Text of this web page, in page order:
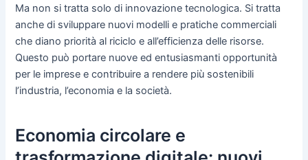
Ma non si tratta solo di innovazione tecnologica. Si tratta
anche di sviluppare nuovi modelli e pratiche commerciali
che diano priorità al riciclo e all’efficienza delle risorse.
Questo può portare nuove ed entusiasmanti opportunità
per le imprese e contribuire a rendere più sostenibili
l’industria, l’economia e la società.
Economia circolare e